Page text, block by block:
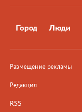
Город Люди
Размещение рекламы
Редакция
RSS